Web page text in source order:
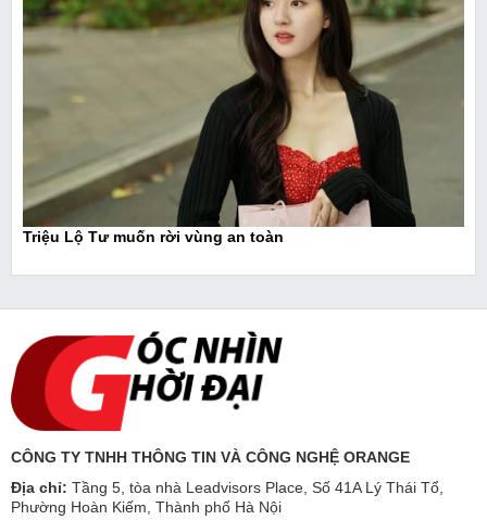
Triệu Lộ Tư muốn rời vùng an toàn
CÔNG TY TNHH THÔNG TIN VÀ CÔNG NGHỆ ORANGE
Địa chỉ: Tầng 5, tòa nhà Leadvisors Place, Số 41A Lý Thái Tổ,
Phường Hoàn Kiếm, Thành phố Hà Nội